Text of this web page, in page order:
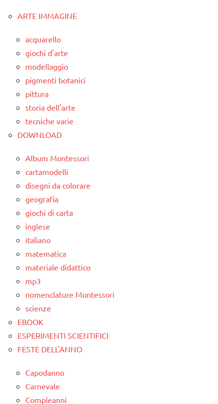
ARTICOLI
materiale
nomenclature
Montessori
TUTTI GLI
ARGOMENTI
TUTTI GLI
classe
classe
dai
6
anni
COSMICA
DIDATTICA
MONTESSORI
Montessori
PEDAGOGIE
TUTTI GLI
ARGOMENTI
PER ETA'
TUTTI GLI
ARTICOLI
ARTE IMMAGINE
acquarello
giochi d'arte
modellaggio
pigmenti botanici
pittura
storia dell'arte
tecniche varie
DOWNLOAD
Album Montessori
cartamodelli
disegni da colorare
geografia
giochi di carta
inglese
italiano
matematica
materiale didattico
mp3
nomenclature Montessori
scienze
EBOOK
ESPERIMENTI SCIENTIFICI
FESTE DELL'ANNO
Capodanno
Carnevale
Compleanni